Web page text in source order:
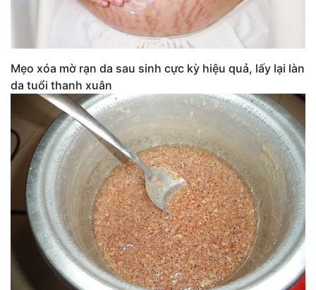
Mẹo xóa mờ rạn da sau sinh cực kỳ hiệu quả, lấy lại làn
da tuổi thanh xuân